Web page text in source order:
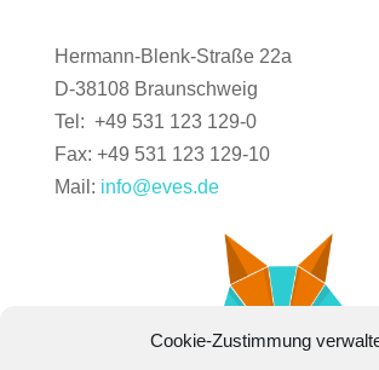
Cookie-Zustimmung
Hermann-Blenk-Straße 22a
D-38108 Braunschweig
Tel: +49 531 123 129-0
Fax: +49 531 123 129-10
Mail: info@eves.de